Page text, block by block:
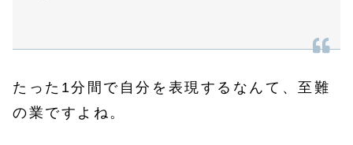
たった1分間で自分を表現するなんて、至難
の業ですよね。